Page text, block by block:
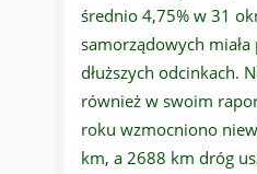
średnio 4,75% w 31
samorządowych
dłuższych odcinkach.
również w swoim
roku wzmocniono
km, a 2688 km dróg